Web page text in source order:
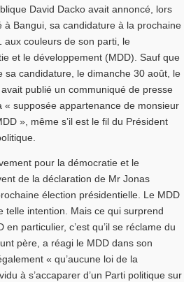
David Dacko avait annoncé, lors
à Bangui, sa candidature à la prochaine
aux couleurs de son parti, le
et le développement (MDD). Sauf que
sa candidature, le dimanche 30 août, le
publié un communiqué de presse
« supposée appartenance de monsieur
», même s’il est le fil du Président
pour la démocratie et le
de la déclaration de Mr Jonas
élection présidentielle. Le MDD
telle intention. Mais ce qui surprend
en particulier, c’est qu’il se réclame du
père, a réagi le MDD dans son
« qu’aucune loi de la
à s’accaparer d’un Parti politique sur